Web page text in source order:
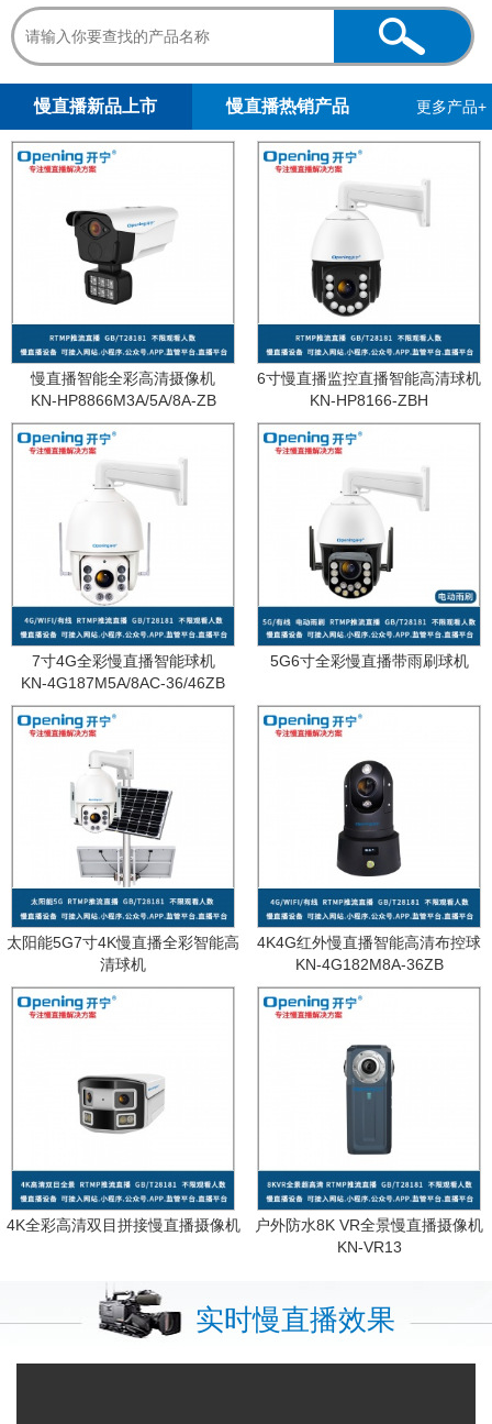
慢直播新品上市 慢直播热销产品 更多产品+
慢直播智能全彩高清摄像机
KN-HP8866M3A/5A/8A-ZB
6寸慢直播监控直播智能高清球机
KN-HP8166-ZBH
7寸4G全彩慢直播智能球机
KN-4G187M5A/8AC-36/46ZB
5G6寸全彩慢直播带雨刷球机
太阳能5G7寸4K慢直播全彩智能高
清球机
4K4G红外慢直播智能高清布控球
KN-4G182M8A-36ZB
4K全彩高清双目拼接慢直播摄像机
户外防水8K VR全景慢直播摄像机
KN-VR13
实时慢直播效果